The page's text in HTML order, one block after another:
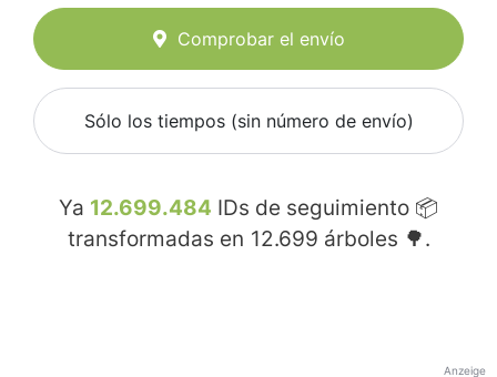
Comprobar el envío
Sólo los tiempos (sin número de envío)
Ya 12.699.484 IDs de seguimiento 📦
transformadas en 12.699 árboles 🌳.
Anzeige